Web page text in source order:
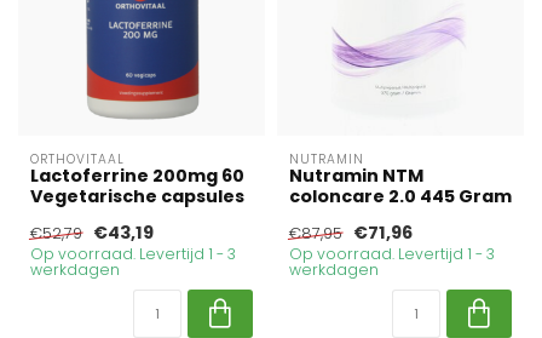
ORTHOVITAAL
Lactoferrine 200mg 60
Vegetarische capsules
€52,79 €43,19
Op voorraad. Levertijd 1 - 3
werkdagen
NUTRAMIN
Nutramin NTM
coloncare 2.0 445 Gram
€87,95 €71,96
Op voorraad. Levertijd 1 - 3
werkdagen